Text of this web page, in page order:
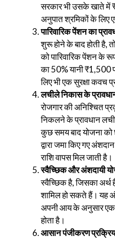
सरकार भी उसके खाते में
अनुपात श्रमिकों के लिए
पारिवारिक पेंशन का
शुरू होने के बाद होती है,
को पारिवारिक पेंशन के
का 50% यानी ₹1,500
लिए भी एक सुरक्षा कवच
लचीले निकास के
रोजगार की अनिश्चित
निकलने के प्रावधान
कुछ समय बाद योजना को
द्वारा जमा किए गए
राशि वापस मिल जाती है।
स्वैच्छिक और अंशदायी
स्वैच्छिक है, जिसका अर्थ
शामिल हो सकते हैं। यह
अपनी आय के अनुसार एक
होता है।
आसान पंजीकरण